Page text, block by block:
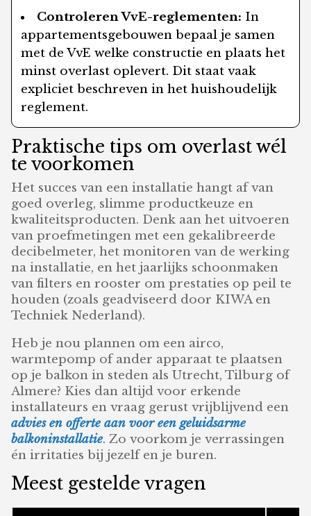
Controleren VvE-reglementen: In
appartementsgebouwen bepaal je samen
met de VvE welke constructie en plaats het
minst overlast oplevert. Dit staat vaak
expliciet beschreven in het huishoudelijk
reglement.
Praktische tips om overlast wél
te voorkomen
Het succes van een installatie hangt af van
goed overleg, slimme productkeuze en
kwaliteitsproducten. Denk aan het uitvoeren
van proefmetingen met een gekalibreerde
decibelmeter, het monitoren van de werking
na installatie, en het jaarlijks schoonmaken
van filters en rooster om prestaties op peil te
houden (zoals geadviseerd door KIWA en
Techniek Nederland).
Heb je nou plannen om een airco,
warmtepomp of ander apparaat te plaatsen
op je balkon in steden als Utrecht, Tilburg of
Almere? Kies dan altijd voor erkende
installateurs en vraag gerust vrijblijvend een
advies en offerte aan voor een geluidsarme
balkoninstallatie. Zo voorkom je verrassingen
én irritaties bij jezelf en je buren.
Meest gestelde vragen